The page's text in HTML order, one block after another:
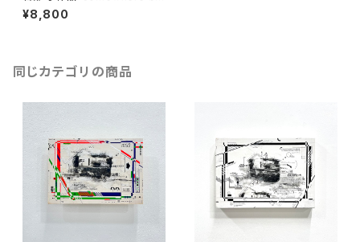
tween black and white」
¥8,800
同じカテゴリの商品